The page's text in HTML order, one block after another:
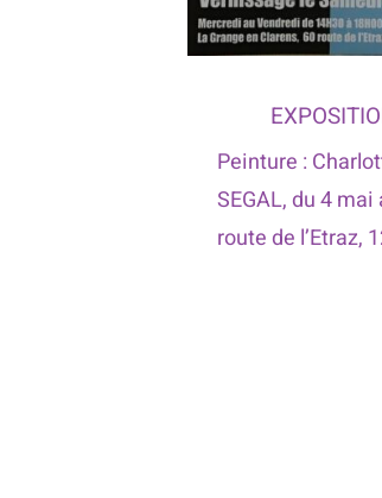
Peinture :
SEGAL, du 4
route de l’Etraz,